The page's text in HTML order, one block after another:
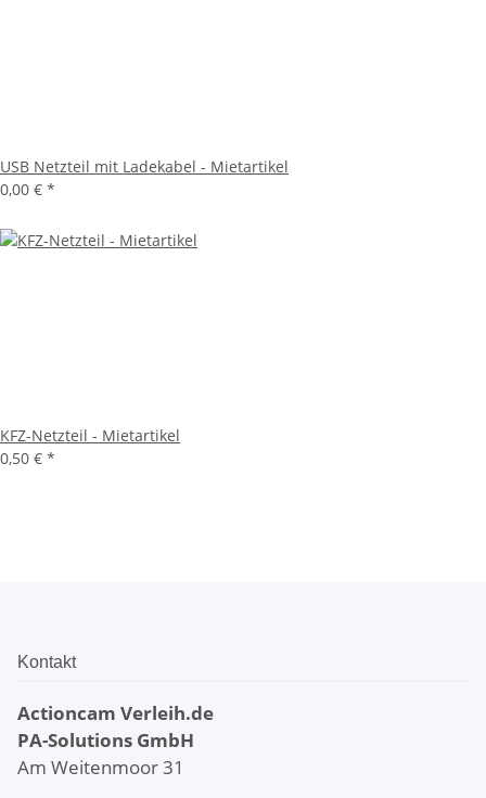
USB Netzteil mit Ladekabel - Mietartikel
0,00 € *
KFZ-Netzteil - Mietartikel
0,50 € *
Kontakt
Actioncam Verleih.de
PA-Solutions GmbH
Am Weitenmoor 31